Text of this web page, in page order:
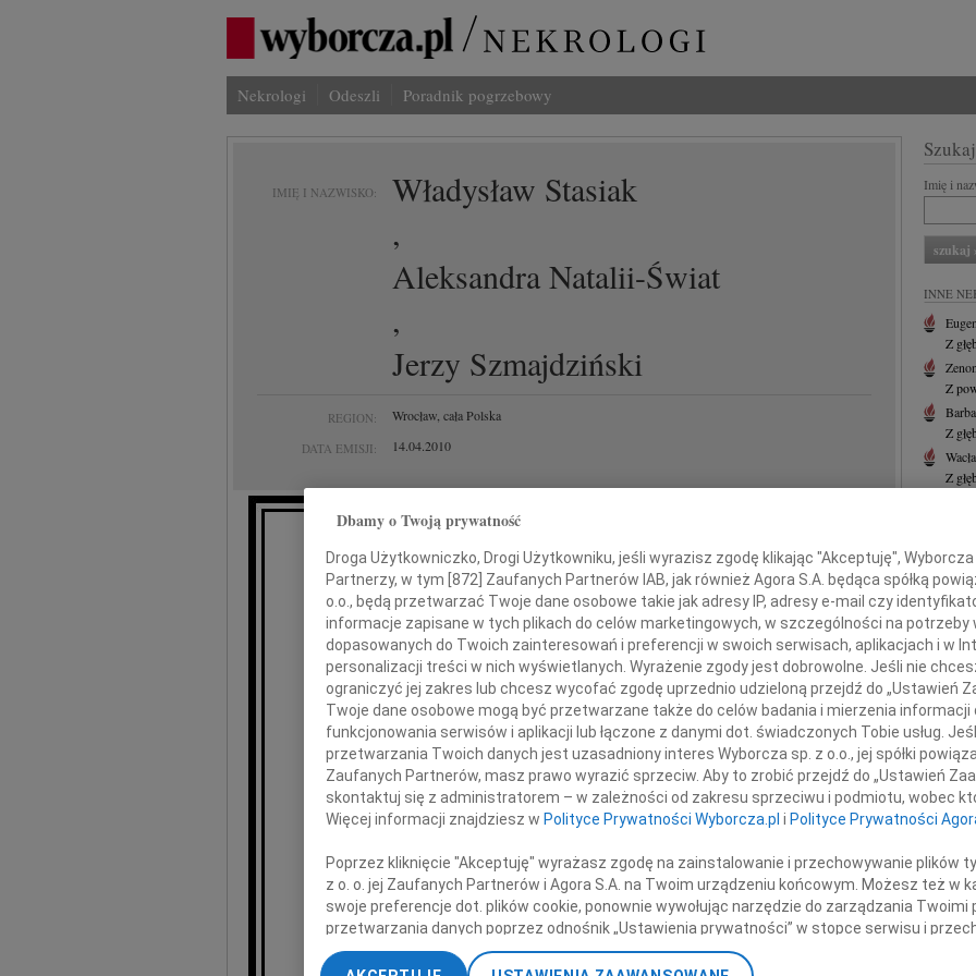
Nekrologi Odeszli Poradnik pogrzebowy
IMIĘ I NAZWISKO:
Władysław Stasiak
,
Aleksandra Natalii-Świat
,
Jerzy Szmajdziński
REGION: Wrocław, cała Polska
DATA EMISJI: 14.04.2010
10 kwietnia 2010 roku zginęli tragicznie w Smoleńsku
Aleksandra Natalli-Świat
Władysław Stasiak
Jerzy Szmajdziński
Wybitni Dolnoślązacy
Podzielili los
Prezydenta RP
i pozostałych
Imię i
INNE
Z
Z
Z
Z
Z
Asia
Dbamy o Twoją prywatność
Droga Użytkowniczko, Drogi Użytkowniku, jeśli wyrazisz zgodę klikając "Akceptuję",
Partnerzy, w tym [ 872 ] Zaufanych Partnerów IAB, jak również Agora S.A. będąca spółką
o.o., będą przetwarzać Twoje dane osobowe takie jak adresy IP, adresy e-mail czy
informacje zapisane w tych plikach do celów marketingowych, w szczególności na potrzeby
dopasowanych do Twoich zainteresowań i preferencji w swoich serwisach, aplikacjach i w
personalizacji treści w nich wyświetlanych. Wyrażenie zgody jest dobrowolne. Jeśli nie
ograniczyć jej zakres lub chcesz wycofać zgodę uprzednio udzieloną przejdź do „Ustawień
Twoje dane osobowe mogą być przetwarzane także do celów badania i mierzenia
funkcjonowania serwisów i aplikacji lub łączone z danymi dot. świadczonych Tobie usług.
przetwarzania Twoich danych jest uzasadniony interes Wyborcza sp. z o.o., jej spółki
Zaufanych Partnerów, masz prawo wyrazić sprzeciw. Aby to zrobić przejdź do „Ustawień
skontaktuj się z administratorem – w zależności od zakresu sprzeciwu i podmiotu, wobec
Więcej informacji znajdziesz w Polityce Prywatności Wyborcza.pl i Polityce Prywatności
Poprzez kliknięcie "Akceptuję" wyrażasz zgodę na zainstalowanie i przechowywanie plików
z o. o. jej Zaufanych Partnerów i Agora S.A. na Twoim urządzeniu końcowym. Możesz też w
swoje preferencje dot. plików cookie, ponownie wywołując narzędzie do zarządzania Twoimi
przetwarzania danych poprzez odnośnik „Ustawienia prywatności” w stopce serwisu i
„Ustawienia zaawansowane”. Zmiana ustawień plików cookie możliwa jest także za pomocą